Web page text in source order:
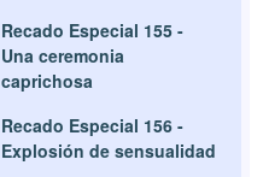
Recado Especial 155 -
Una ceremonia
caprichosa
Recado Especial 156 -
Explosión de sensualidad